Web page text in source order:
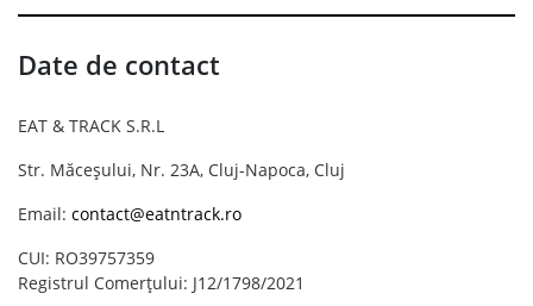
Date de contact
EAT & TRACK S.R.L
Str. Măceșului, Nr. 23A, Cluj-Napoca, Cluj
Email: contact@eatntrack.ro
CUI: RO39757359
Registrul Comerțului: J12/1798/2021